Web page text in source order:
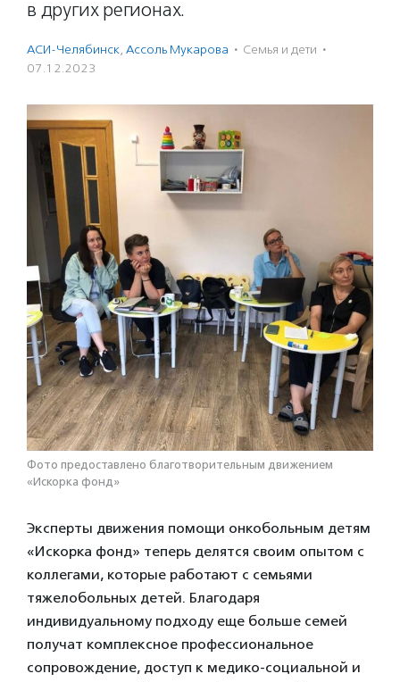
в других регионах.
АСИ-Челябинск, Ассоль Мукарова · Семья и дети ·
07.12.2023
Фото предоставлено благотворительным движением
«Искорка фонд»
Эксперты движения помощи онкобольным детям
«Искорка фонд» теперь делятся своим опытом с
коллегами, которые работают с семьями
тяжелобольных детей. Благодаря
индивидуальному подходу еще больше семей
получат комплексное профессиональное
сопровождение, доступ к медико-социальной и